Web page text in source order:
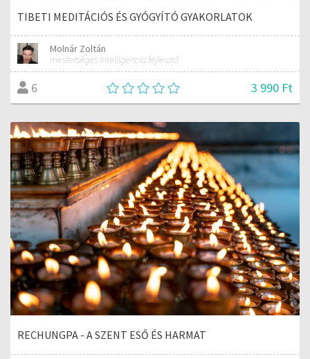
TIBETI MEDITÁCIÓS ÉS GYÓGYÍTÓ GYAKORLATOK
Molnár Zoltán
mesterséges intelligencia fejlesztő
6 3 990 Ft
RECHUNGPA - A SZENT ESŐ ÉS HARMAT